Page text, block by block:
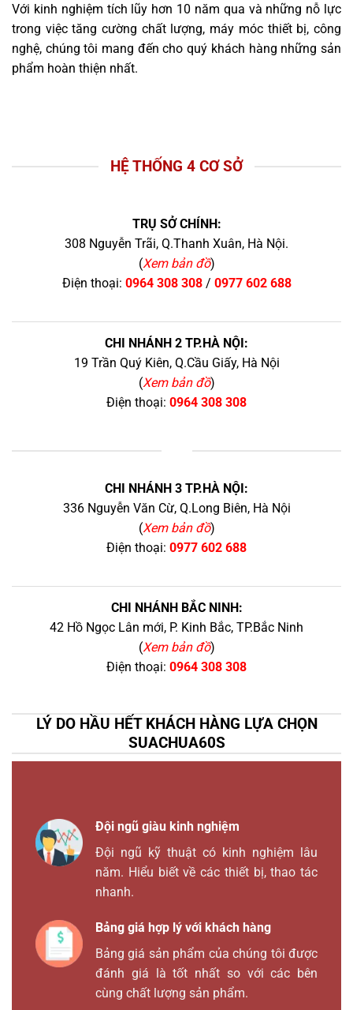
Với kinh nghiệm tích lũy hơn 10 năm qua và những nỗ lực
trong việc tăng cường chất lượng, máy móc thiết bị, công
nghệ, chúng tôi mang đến cho quý khách hàng những sản
phẩm hoàn thiện nhất.
HỆ THỐNG 4 CƠ SỞ
TRỤ SỞ CHÍNH:
308 Nguyễn Trãi, Q.Thanh Xuân, Hà Nội.
(Xem bản đồ)
Điện thoại: 0964 308 308/ 0977 602 688
CHI NHÁNH 2 TP.HÀ NỘI:
19 Trần Quý Kiên, Q.Cầu Giấy, Hà Nội
(Xem bản đồ)
Điện thoại: 0964 308 308
CHI NHÁNH 3 TP.HÀ NỘI:
336 Nguyễn Văn Cừ, Q.Long Biên, Hà Nội
(Xem bản đồ)
Điện thoại: 0977 602 688
CHI NHÁNH BẮC NINH:
42 Hồ Ngọc Lân mới, P. Kinh Bắc, TP.Bắc Ninh
(Xem bản đồ)
Điện thoại: 0964 308 308
LÝ DO HẦU HẾT KHÁCH HÀNG LỰA CHỌN
SUACHUA60S
Đội ngũ giàu kinh nghiệm
Đội ngũ kỹ thuật có kinh nghiệm lâu
năm. Hiểu biết về các thiết bị, thao tác
nhanh.
Bảng giá hợp lý với khách hàng
Bảng giá sản phẩm của chúng tôi được
đánh giá là tốt nhất so với các bên
cùng chất lượng sản phẩm.